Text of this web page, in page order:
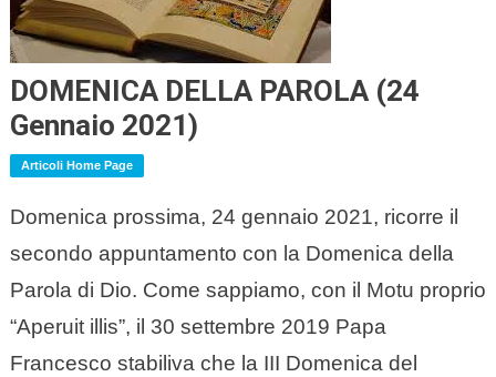
DOMENICA DELLA PAROLA (24
Gennaio 2021)
Articoli Home Page
Domenica prossima, 24 gennaio 2021, ricorre il
secondo appuntamento con la Domenica della
Parola di Dio. Come sappiamo, con il Motu proprio
“Aperuit illis”, il 30 settembre 2019 Papa
Francesco stabiliva che la III Domenica del